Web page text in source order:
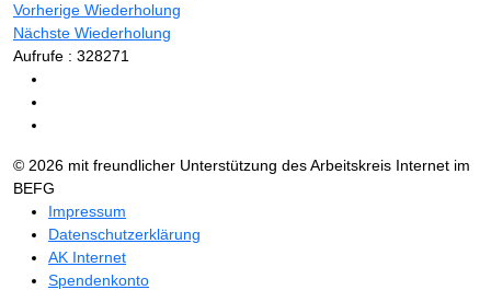
Vorherige Wiederholung
Nächste Wiederholung
Aufrufe : 328271
© 2026 mit freundlicher Unterstützung des Arbeitskreis Internet im
BEFG
Impressum
Datenschutzerklärung
AK Internet
Spendenkonto